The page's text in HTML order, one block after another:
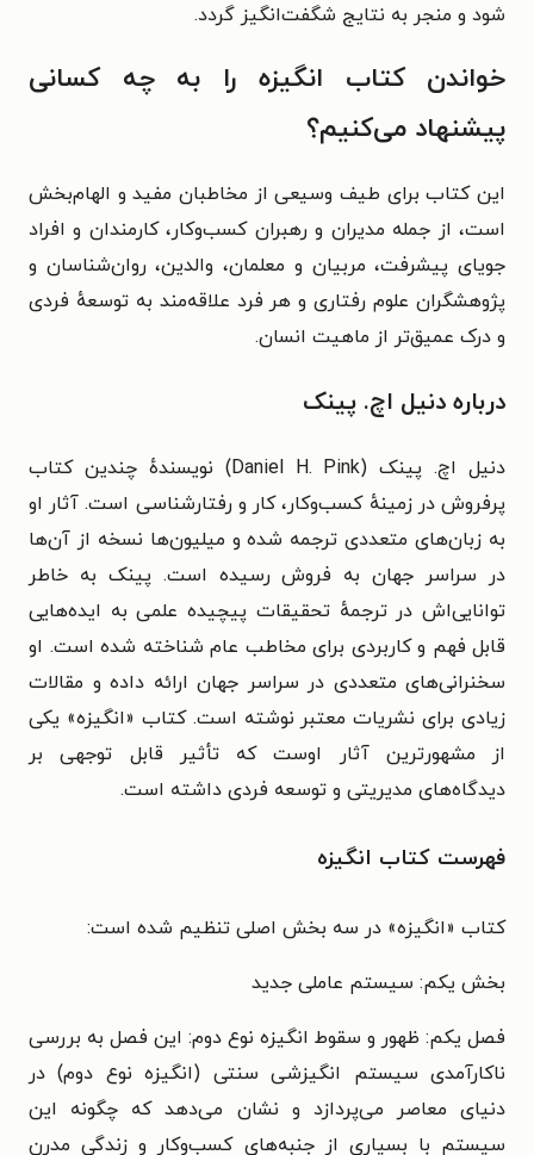
شود و منجر به نتایج شگفت‌انگیز گردد.
خواندن کتاب انگیزه را به چه کسانی
پیشنهاد می‌کنیم؟
این کتاب برای طیف وسیعی از مخاطبان مفید و الهام‌بخش
است، از جمله مدیران و رهبران کسب‌وکار،کارمندان و افراد
جویای پیشرفت، مربیان و معلمان، والدین، روان‌شناسان و
پژوهشگران علوم رفتاری و هر فرد علاقه‌مند به توسعهٔ فردی
و درک عمیق‌تر از ماهیت انسان.
درباره دنیل اچ. پینک
دنیل اچ. پینک (Daniel H. Pink) نویسندهٔ چندین کتاب
پرفروش در زمینهٔ کسب‌وکار، کار و رفتارشناسی است. آثار او
به زبان‌های متعددی ترجمه شده و میلیون‌ها نسخه از آن‌ها
در سراسر جهان به فروش رسیده است. پینک به خاطر
توانایی‌اش در ترجمهٔ تحقیقات پیچیده علمی به ایده‌هایی
قابل فهم و کاربردی برای مخاطب عام شناخته شده است. او
سخنرانی‌های متعددی در سراسر جهان ارائه داده و مقالات
زیادی برای نشریات معتبر نوشته است. کتاب «انگیزه» یکی
از مشهورترین آثار اوست که تأثیر قابل توجهی بر
دیدگاه‌های مدیریتی و توسعه فردی داشته است.
فهرست کتاب انگیزه
کتاب «انگیزه» در سه بخش اصلی تنظیم شده است:
بخش یکم: سیستم عاملی جدید
فصل یکم: ظهور و سقوط انگیزه نوع دوم: این فصل به بررسی
ناکارآمدی سیستم انگیزشی سنتی (انگیزه نوع دوم) در
دنیای معاصر می‌پردازد و نشان می‌دهد که چگونه این
سیستم با بسیاری از جنبه‌های کسب‌وکار و زندگی مدرن